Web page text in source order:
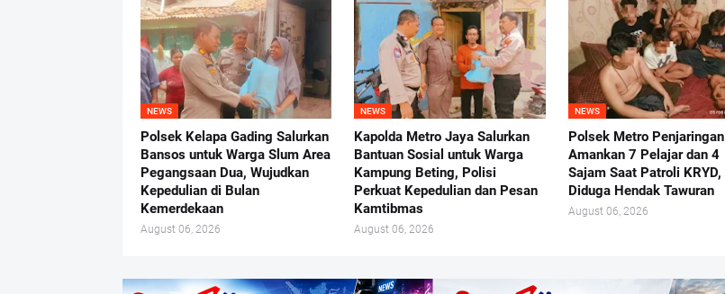
NEWS
Polsek Kelapa Gading Salurkan
Bansos untuk Warga Slum Area
Pegangsaan Dua, Wujudkan
Kepedulian di Bulan
Kemerdekaan
August 06, 2026
NEWS
Kapolda Metro Jaya Salurkan
Bantuan Sosial untuk Warga
Kampung Beting, Polisi
Perkuat Kepedulian dan Pesan
Kamtibmas
August 06, 2026
NEWS
Polsek Metro Penjaringan
Amankan 7 Pelajar dan 4
Sajam Saat Patroli KRYD,
Diduga Hendak Tawuran
August 06, 2026